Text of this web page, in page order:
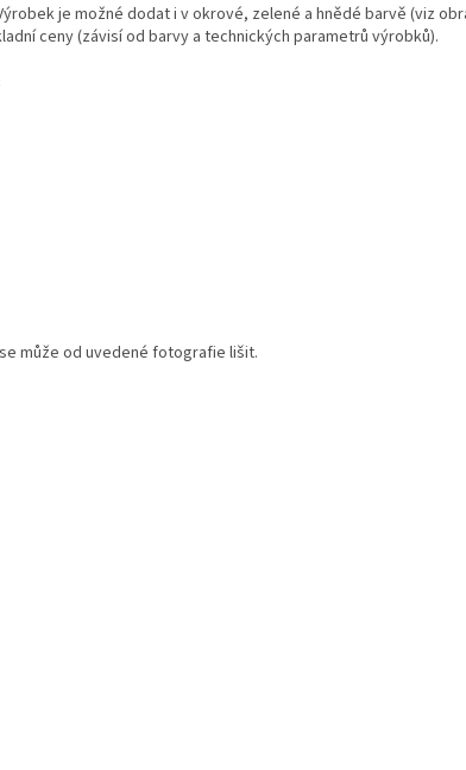
je možné dodat i v okrové, zelené a hnědé barvě (viz
ceny (závisí od barvy a technických parametrů výrobků).
může od uvedené fotografie lišit.